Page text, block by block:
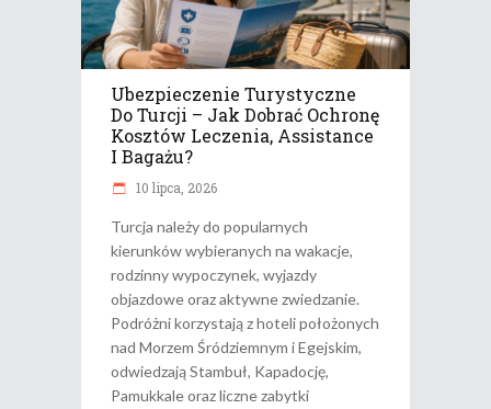
Ubezpieczenie Turystyczne
Do Turcji – Jak Dobrać Ochronę
Kosztów Leczenia, Assistance
I Bagażu?
10 lipca, 2026
Turcja należy do popularnych
kierunków wybieranych na wakacje,
rodzinny wypoczynek, wyjazdy
objazdowe oraz aktywne zwiedzanie.
Podróżni korzystają z hoteli położonych
nad Morzem Śródziemnym i Egejskim,
odwiedzają Stambuł, Kapadocję,
Pamukkale oraz liczne zabytki